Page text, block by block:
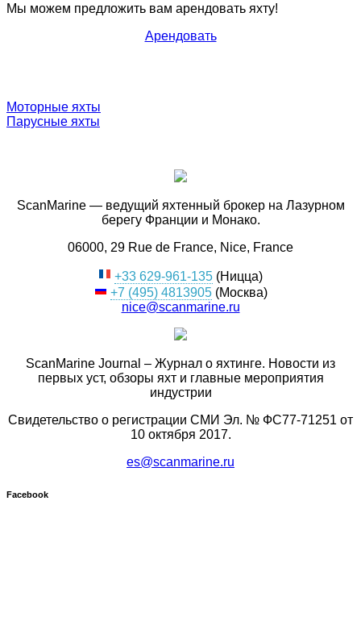
Мы можем предложить вам арендовать яхту!
Арендовать
Моторные яхты
Парусные яхты
ScanMarine — ведущий яхтенный брокер на Лазурном
берегу Франции и Монако.
06000, 29 Rue de France, Nice, France
+33 629-961-135 (Ницца)
+7 (495) 4813905(Москва)
nice@scanmarine.ru
ScanMarine Journal – Журнал о яхтинге. Новости из
первых уст, обзоры яхт и главные мероприятия
индустрии
Свидетельство о регистрации СМИ Эл. № ФС77-71251 от
10 октября 2017.
es@scanmarine.ru
Facebook